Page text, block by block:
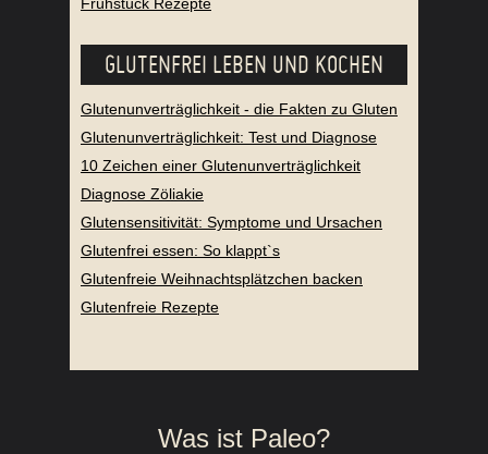
GLUTENFREI LEBEN UND KOCHEN
Glutenunverträglichkeit - die Fakten zu Gluten
Glutenunverträglichkeit: Test und Diagnose
10 Zeichen einer Glutenunverträglichkeit
Diagnose Zöliakie
Glutensensitivität: Symptome und Ursachen
Glutenfrei essen: So klappt`s
Glutenfreie Weihnachtsplätzchen backen
Glutenfreie Rezepte
Was ist Paleo?